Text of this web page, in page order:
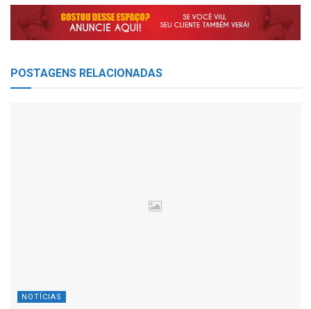
POSTAGENS RELACIONADAS
NOTÍCIAS